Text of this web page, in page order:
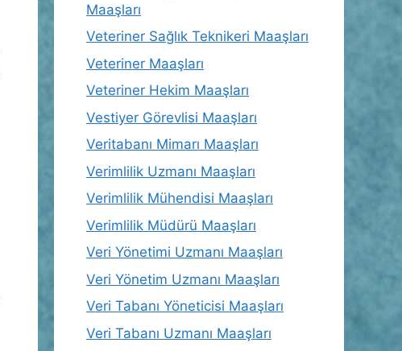
Maaşları
Veteriner Sağlık Teknikeri Maaşları
Veteriner Maaşları
Veteriner Hekim Maaşları
Vestiyer Görevlisi Maaşları
Veritabanı Mimarı Maaşları
Verimlilik Uzmanı Maaşları
Verimlilik Mühendisi Maaşları
Verimlilik Müdürü Maaşları
Veri Yönetimi Uzmanı Maaşları
Veri Yönetim Uzmanı Maaşları
Veri Tabanı Yöneticisi Maaşları
Veri Tabanı Uzmanı Maaşları